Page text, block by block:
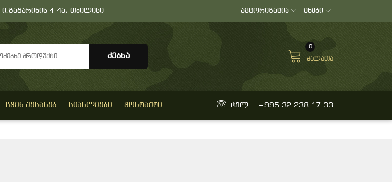
ი.გაგარინის 4-4ა, თბილისი ავტორიზაცია ენები
0
კალათა
ᲩᲕᲔᲜ ᲨᲔᲡᲐᲮᲔᲑ ᲡᲘᲐᲮᲚᲔᲔᲑᲘ ᲙᲝᲜᲢᲐᲥᲢᲘ ტელ. : +995 32 238 17 33